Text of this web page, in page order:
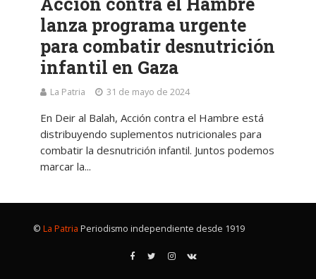
lanza programa urgente
para combatir desnutrición
infantil en Gaza
La Patria 31 de mayo de 2024
En Deir al Balah, Acción contra el Hambre está
distribuyendo suplementos nutricionales para
combatir la desnutrición infantil. Juntos podemos
marcar la...
© La Patria Periodismo independiente desde 1919